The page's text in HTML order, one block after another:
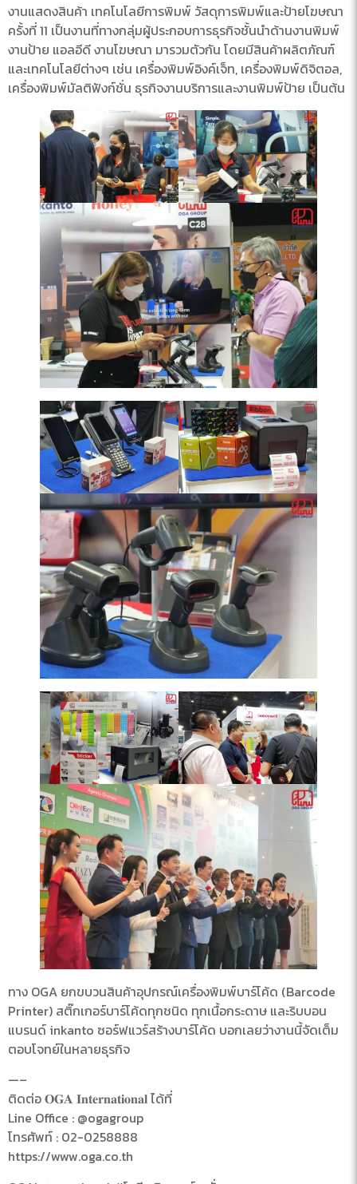
งานแสดงสินค้า เทคโนโลยีการพิมพ์ วัสดุการพิมพ์และป้ายโฆษณา
ครั้งที่ 11 เป็นงานที่ทางกลุ่มผู้ประกอบการธุรกิจชั้นนําด้านงานพิมพ์
งานป้าย แอลอีดี งานโฆษณา มารวมตัวกัน โดยมีสินค้าผลิตภัณฑ์
และเทคโนโลยีต่างๆ เช่น เครื่องพิมพ์อิงค์เจ็ท, เครื่องพิมพ์ดิจิตอล,
เครื่องพิมพ์มัลติฟังก์ชั่น ธุรกิจงานบริการและงานพิมพ์ป้าย เป็นต้น
ทาง OGA ยกขบวนสินค้าอุปกรณ์เครื่องพิมพ์บาร์โค้ด (Barcode
Printer) สติ๊กเกอร์บาร์โค้ดทุกชนิด ทุกเนื้อกระดาษ และริบบอน
แบรนด์ inkanto ซอร์ฟแวร์สร้างบาร์โค้ด บอกเลยว่างานนี้จัดเต็ม
ตอบโจทย์ในหลายธุรกิจ
—–
ติดต่อ 𝐎𝐆𝐀 𝐈𝐧𝐭𝐞𝐫𝐧𝐚𝐭𝐢𝐨𝐧𝐚𝐥 ได้ที่
Line Office : @ogagroup
โทรศัพท์ : 02-0258888
https://www.oga.co.th